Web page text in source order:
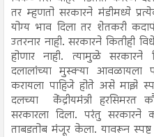
तर म्हणतो सरकारने मंडीमध्ये
योग्य भाव दिला तर शेतकरी
उतरनार नाही. सरकारने कितीही
होणार नाही. त्यामुळे सरकारने
दलालांच्या मुस्क्या आवळायला
करायला पाहिजे होते असे माझे
दलच्या केंद्रीयमंत्री हरसिमरत
सरकारला दिला. परंतु सरकारने
ताबडतोब मंजूर केला. यावरून